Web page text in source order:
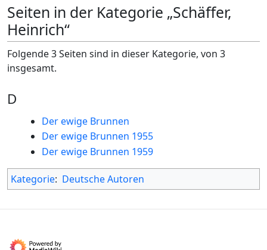
Seiten in der Kategorie „Schäffer,
Heinrich“
Folgende 3 Seiten sind in dieser Kategorie, von 3
insgesamt.
D
Der ewige Brunnen
Der ewige Brunnen 1955
Der ewige Brunnen 1959
Kategorie: Deutsche Autoren